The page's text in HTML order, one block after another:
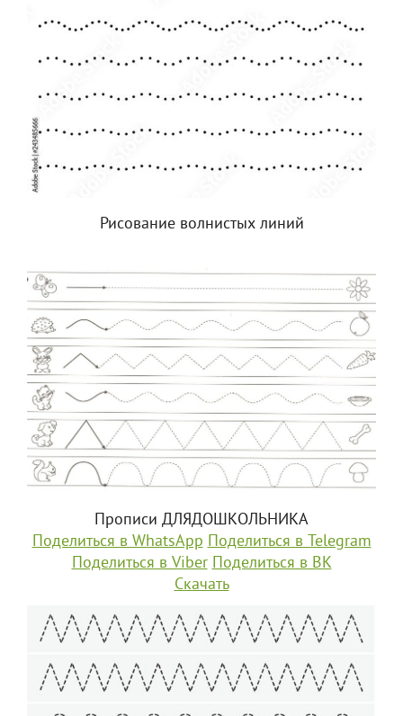
Рисование волнистых линий
Прописи ДЛЯДОШКОЛЬНИКА
Поделиться в WhatsApp Поделиться в Telegram
Поделиться в Viber Поделиться в ВК
Скачать